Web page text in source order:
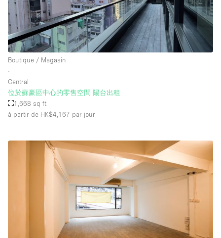
Boutique / Magasin
∙
Central
位於蘇豪區中心的零售空間 陽台出租
1,668 sq ft
à partir de HK$4,167 par jour